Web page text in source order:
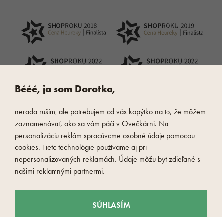
Bééé, ja som Dorotka,
nerada ruším, ale potrebujem od vás kopýtko na to, že môžem
zaznamenávať, ako sa vám páči v Ovečkárni. Na
personalizáciu reklám spracúvame osobné údaje pomocou
cookies. Tieto technológie používame aj pri
nepersonalizovaných reklamách. Údaje môžu byť zdieľané s
našimi reklamnými partnermi.
SÚHLASÍM